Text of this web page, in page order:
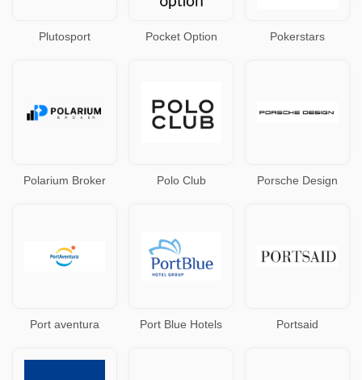
Plutosport Pocket Option Pokerstars
Polarium Broker Polo Club Porsche Design
Port aventura Port Blue Hotels Portsaid